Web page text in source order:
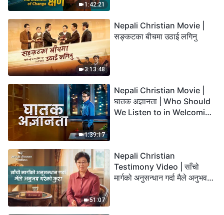
1:42:21
3:13:48
Nepali Christian Movie |
सङ्कटका बीचमा उठाई लगिनु
1:39:17
Nepali Christian Movie |
घातक अज्ञानता | Who Should
We Listen to in Welcoming
51:07
Nepali Christian
Testimony Video | साँचो
मार्गको अनुसन्धान गर्दा मैले अनुभव